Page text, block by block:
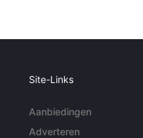
Site-Links
Aanbiedingen
Adverteren